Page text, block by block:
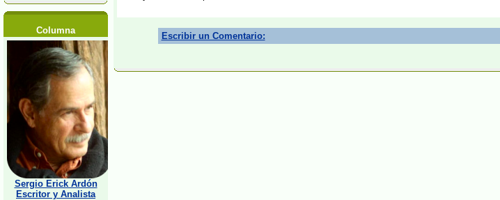
Columna
Sergio Erick Ardón
Escritor y Analista
Escribir un Comentario: